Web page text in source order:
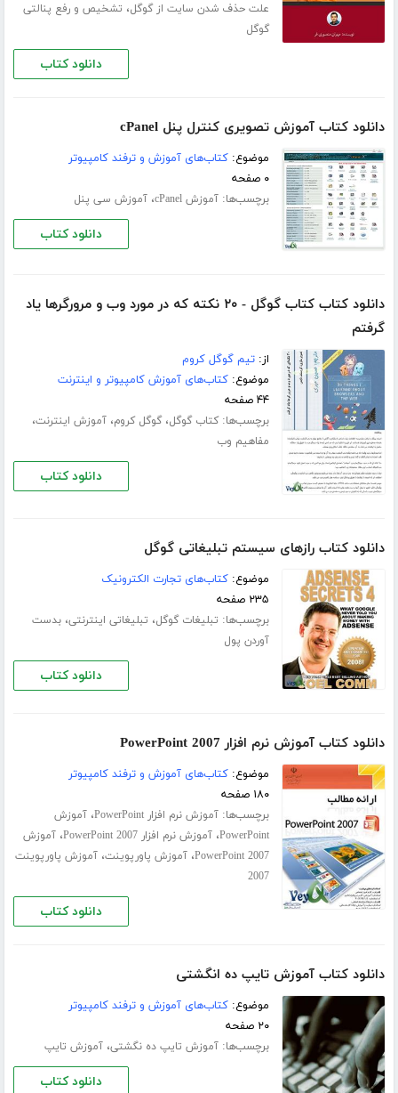
علت حذف شدن سایت از گوگل، تشخیص و رفع پنالتی
گوگل
دانلود کتاب
دانلود کتاب آموزش تصویری کنترل پنل cPanel
موضوع:کتاب‌های آموزش و ترفند کامپیوتر
۰ صفحه
برچسب‌ها:آموزش cPanel ،آموزش سی پنل
دانلود کتاب
دانلود کتاب کتاب گوگل - ۲۰ نکته که در مورد وب و مرورگرها یاد
گرفتم
از:تیم گوگل کروم
موضوع:کتاب‌های آموزش کامپیوتر و اینترنت
۴۴ صفحه
برچسب‌ها:کتاب گوگل،گوگل کروم،آموزش اینترنت،
مفاهیم وب
دانلود کتاب
دانلود کتاب رازهای سیستم تبلیغاتی گوگل
موضوع:کتاب‌های تجارت الکترونیک
۲۳۵ صفحه
برچسب‌ها: تبلیغات گوگل، تبلیغاتی اینترنتی،بدست
آوردن پول
دانلود کتاب
دانلود کتاب آموزش نرم افزار PowerPoint 2007
موضوع:کتاب‌های آموزش و ترفند کامپیوتر
۱۸۰ صفحه
برچسب‌ها:آموزش نرم افزار PowerPoint ،آموزش
PowerPoint،آموزش نرم افزار PowerPoint 2007 ،آموزش
PowerPoint 2007،آموزش پاورپوینت،آموزش پاورپوینت
2007
دانلود کتاب
دانلود کتاب آموزش تایپ ده انگشتی
موضوع:کتاب‌های آموزش و ترفند کامپیوتر
۲۰ صفحه
برچسب‌ها:آموزش تایپ ده‌ نگشتی،آموزش تایپ
دانلود کتاب